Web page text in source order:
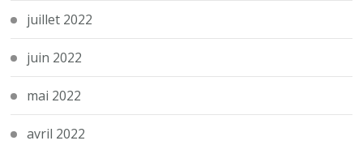
juillet 2022
juin 2022
mai 2022
avril 2022